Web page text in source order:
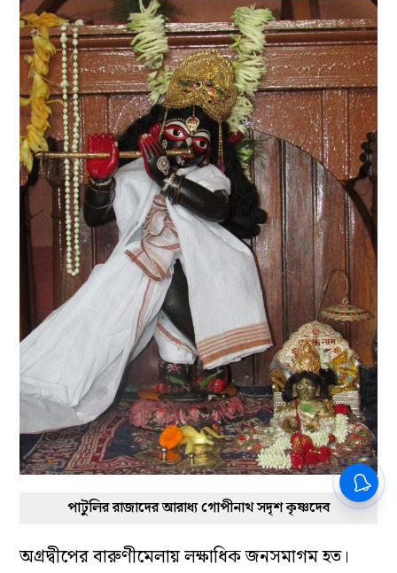
পাটুলির রাজাদের আরাধ্য গোপীনাথ সদৃশ কৃষ্ণদেব
অগ্রদ্বীপের বারুণীমেলায় লক্ষাধিক জনসমাগম হত।